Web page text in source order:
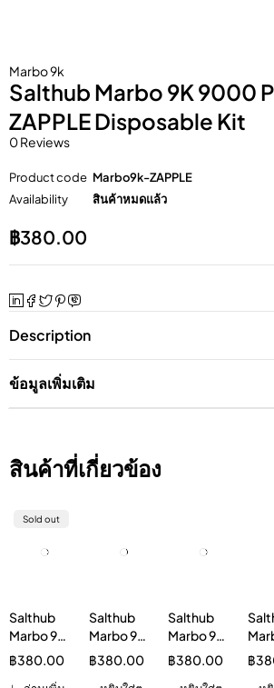
Marbo 9k
Salthub Marbo 9K 9000
ZAPPLE Disposable Kit
0 Reviews
Product code Marbo9k-ZAPPLE
Availability
สินค้าหมดแล้ว
฿380.00
Description
ข้อมูลเพิ่มเติม
สินค้าที่เกี่ยวข้อง
Sold out
Salthub
Marbo 9K
9000
฿380.00
Salthub
Marbo 9K
กลิ่นโคล่า
฿380.00
Salthub
Marbo 9K
กลิ่นแอ
฿380.00
กลิ่น
฿